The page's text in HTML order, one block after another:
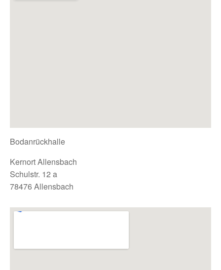
Bodanrückhalle
Kernort Allensbach
Schulstr. 12 a
78476 Allensbach